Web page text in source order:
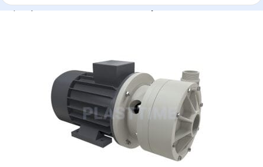
центробежные насосы MB - горизонтальные насосы